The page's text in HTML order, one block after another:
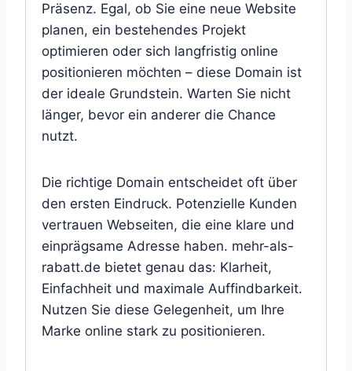
Präsenz. Egal, ob Sie eine neue Website
planen, ein bestehendes Projekt
optimieren oder sich langfristig online
positionieren möchten – diese Domain ist
der ideale Grundstein. Warten Sie nicht
länger, bevor ein anderer die Chance
nutzt.
Die richtige Domain entscheidet oft über
den ersten Eindruck. Potenzielle Kunden
vertrauen Webseiten, die eine klare und
einprägsame Adresse haben. mehr-als-
rabatt.de bietet genau das: Klarheit,
Einfachheit und maximale Auffindbarkeit.
Nutzen Sie diese Gelegenheit, um Ihre
Marke online stark zu positionieren.